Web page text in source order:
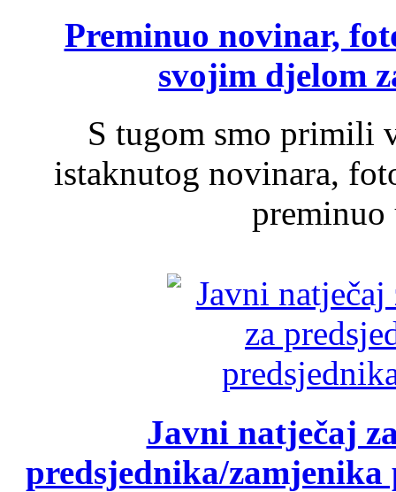
Preminuo novinar,
svojim djelom
S tugom smo primili
istaknutog novinara,
Javni natječaj
predsjednika/